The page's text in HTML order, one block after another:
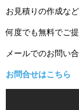
お見積りの作成など
何度でも無料でご
メールでのお問い
お問合せはこちら